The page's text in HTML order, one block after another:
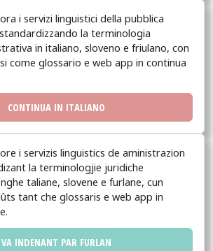
i servizi linguistici della pubblica
la terminologia
in italiano, sloveno e friulano, con
come glossario e web app in continua
CONTINUA IN ITALIANO
i servizis linguistics de aministrazion
la terminologjie juridiche
taliane, slovene e furlane, cun
tant che glossaris e web app in
VA INDENANT PAR FURLAN